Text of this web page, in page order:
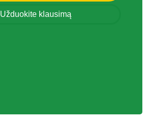
Užduokite klausimą